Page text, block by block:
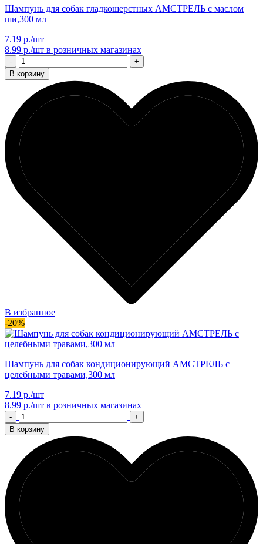
Шампунь для собак гладкошерстных АМСТРЕЛЬ с маслом
ши,300 мл
7.19 р./шт
8.99 р./шт в розничных магазинах
-
+
В корзину
В избранное
-20%
Шампунь для собак кондиционирующий АМСТРЕЛЬ с
целебными травами,300 мл
7.19 р./шт
8.99 р./шт в розничных магазинах
-
+
В корзину